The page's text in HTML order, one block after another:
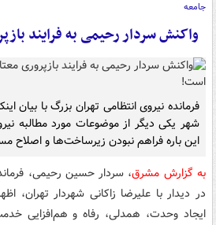
جامعه
واکنش سردار رحیمی به فرایند
فرمانده نیروی انتظامی تهران بزرگ با بیان
شهر یکی دیگر از موضوعات مورد مطالبه
این‌ باره فراهم نبودن زیرساخت‌ها و اصلاح
به گزارش مشرق، سردار حسین رحیمی،
در دیدار با علیرضا زاکانی شهردار تهران،
ایجاد وحدت، همدلی، رفاه و هم‌افزایی